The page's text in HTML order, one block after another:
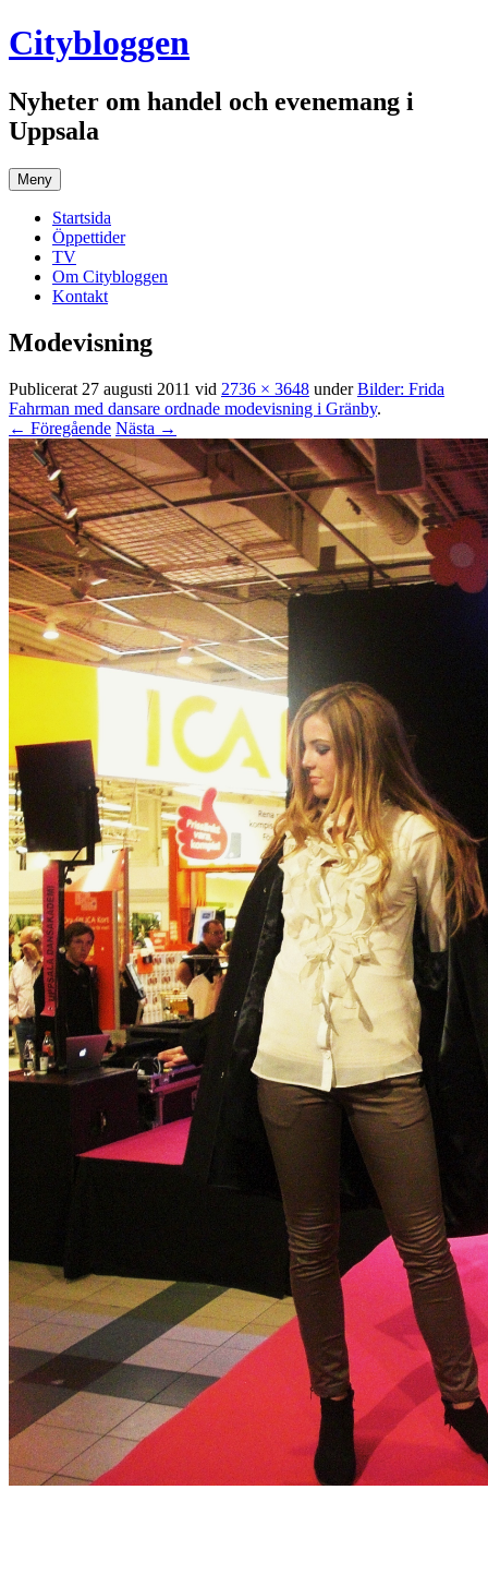
Hoppa
till
Citybloggen
Nyheter om handel och evenemang i
Uppsala
Meny
Startsida
Öppettider
TV
Om Citybloggen
Kontakt
Modevisning
Publicerat 27 augusti 2011 vid 2736 × 3648 underBilder: Frida
Fahrman med dansare ordnade modevisning i Gränby.
← Föregående Nästa →